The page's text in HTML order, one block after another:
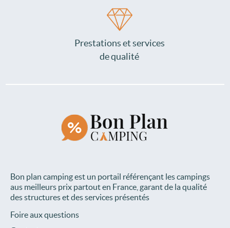
Prestations et services
de qualité
Bon plan camping est un portail référençant les campings
aus meilleurs prix partout en France, garant de la qualité
des structures et des services présentés
Foire aux questions